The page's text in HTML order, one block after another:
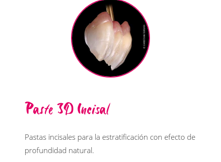
Paste 3D Incisal
Pastas incisales para la estratificación con efecto de
profundidad natural.